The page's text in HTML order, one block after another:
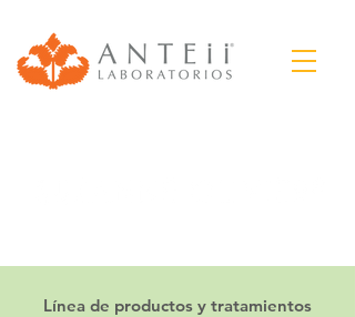
Línea de productos y tratamientos